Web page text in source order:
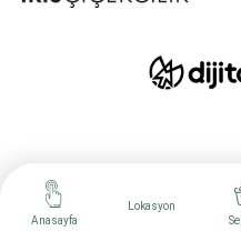
Anasayfa
Lokasyon